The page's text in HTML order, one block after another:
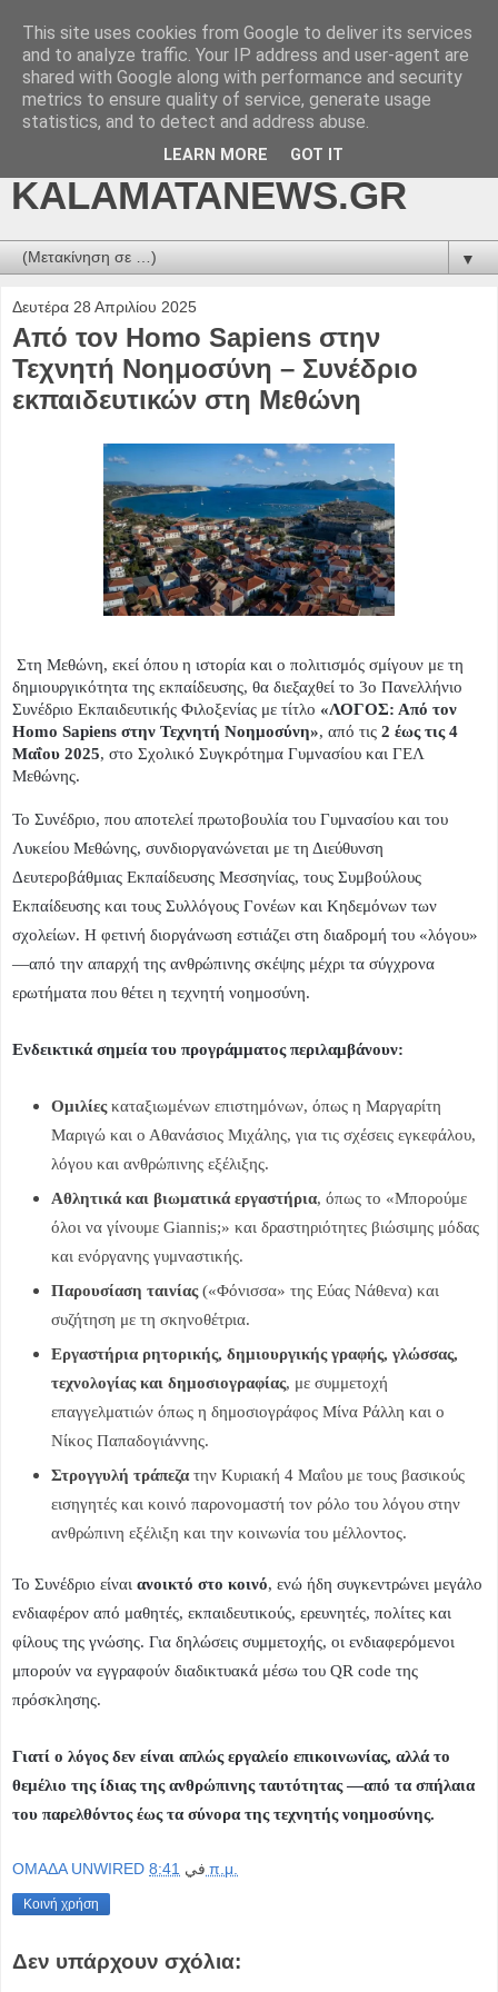
kalamatanews.gr -
ΜΕΣΣΗΝΙΑΚΑ ΝΕΑ
ONLINE-
KALAMATANEWS.GR
▼
Δευτέρα 28 Απριλίου 2025
Από τον Homo Sapiens στην
Τεχνητή Νοημοσύνη – Συνέδριο
εκπαιδευτικών στη Μεθώνη
Στη Μεθώνη, εκεί όπου η ιστορία και ο πολιτισμός σμίγουν με τη
δημιουργικότητα της εκπαίδευσης, θα διεξαχθεί το 3ο Πανελλήνιο
Συνέδριο Εκπαιδευτικής Φιλοξενίας με τίτλο «ΛΟΓΟΣ: Από τον
Homo Sapiens στην Τεχνητή Νοημοσύνη», από τις 2 έως τις 4
Μαΐου 2025, στο Σχολικό Συγκρότημα Γυμνασίου και ΓΕΛ
Μεθώνης.
Το Συνέδριο, που αποτελεί πρωτοβουλία του Γυμνασίου και του
Λυκείου Μεθώνης, συνδιοργανώνεται με τη Διεύθυνση
Δευτεροβάθμιας Εκπαίδευσης Μεσσηνίας, τους Συμβούλους
Εκπαίδευσης και τους Συλλόγους Γονέων και Κηδεμόνων των
σχολείων. Η φετινή διοργάνωση εστιάζει στη διαδρομή του «λόγου»
—από την απαρχή της ανθρώπινης σκέψης μέχρι τα σύγχρονα
ερωτήματα που θέτει η τεχνητή νοημοσύνη.
Ενδεικτικά σημεία του προγράμματος περιλαμβάνουν:
Ομιλίεςκαταξιωμένων επιστημόνων, όπως η Μαργαρίτη
Μαριγώ και ο Αθανάσιος Μιχάλης, για τις σχέσεις εγκεφάλου,
λόγου και ανθρώπινης εξέλιξης.
Αθλητικά και βιωματικά εργαστήρια, όπως το «Μπορούμε
όλοι να γίνουμε Giannis;» και δραστηριότητες βιώσιμης μόδας
και ενόργανης γυμναστικής.
Παρουσίαση ταινίας(«Φόνισσα» της Εύας Νάθενα) και
συζήτηση με τη σκηνοθέτρια.
Εργαστήρια ρητορικής, δημιουργικής γραφής, γλώσσας,
τεχνολογίας και δημοσιογραφίας, με συμμετοχή
επαγγελματιών όπως η δημοσιογράφος Μίνα Ράλλη και ο
Νίκος Παπαδογιάννης.
Στρογγυλή τράπεζα την Κυριακή 4 Μαΐου με τους βασικούς
εισηγητές και κοινό παρονομαστή τον ρόλο του λόγου στην
ανθρώπινη εξέλιξη και την κοινωνία του μέλλοντος.
Το Συνέδριο είναι ανοικτό στο κοινό, ενώ ήδη συγκεντρώνει μεγάλο
ενδιαφέρον από μαθητές, εκπαιδευτικούς, ερευνητές, πολίτες και
φίλους της γνώσης. Για δηλώσεις συμμετοχής, οι ενδιαφερόμενοι
μπορούν να εγγραφούν διαδικτυακά μέσω του QR code της
πρόσκλησης.
Γιατί ο λόγος δεν είναι απλώς εργαλείο επικοινωνίας, αλλά το
θεμέλιο της ίδιας της ανθρώπινης ταυτότητας —από τα σπήλαια
του παρελθόντος έως τα σύνορα της τεχνητής νοημοσύνης.
OMAΔΑ UNWIRED في 8:41 π.μ.
Κοινή χρήση
Δεν υπάρχουν σχόλια:
This site uses cookies from Google to deliver its services
and to analyze traffic. Your IP address and user-agent are
shared with Google along with performance and security
metrics to ensure quality of service, generate usage
statistics, and to detect and address abuse.
LEARN MORE GOT IT